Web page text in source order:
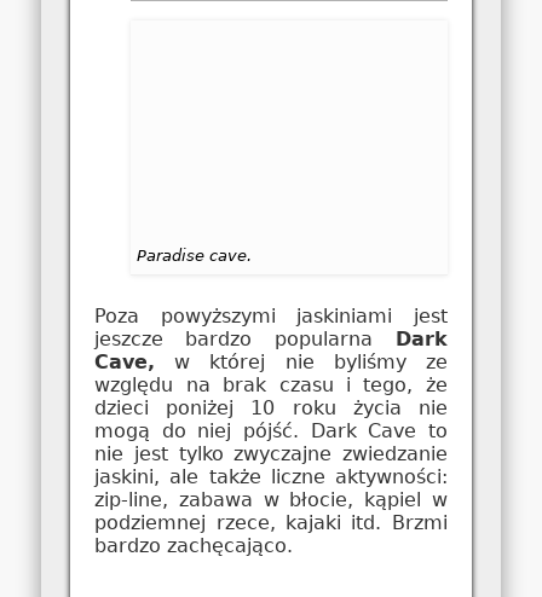
Paradise cave.
Poza powyższymi jaskiniami jest
jeszcze bardzo popularna Dark
Cave, w której nie byliśmy ze
względu na brak czasu i tego, że
dzieci poniżej 10 roku życia nie
mogą do niej pójść. Dark Cave to
nie jest tylko zwyczajne zwiedzanie
jaskini, ale także liczne aktywności:
zip-line, zabawa w błocie, kąpiel w
podziemnej rzece, kajaki itd. Brzmi
bardzo zachęcająco.